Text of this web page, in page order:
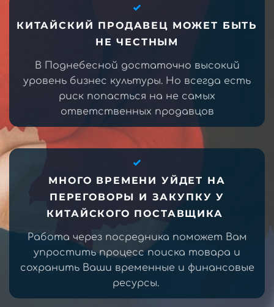
КИТАЙСКИЙ ПРОДАВЕЦ МОЖЕТ БЫТЬ
НЕ ЧЕСТНЫМ
В Поднебесной достаточно высокий
уровень бизнес культуры. Но всегда есть
риск попасться на не самых
ответственных продавцов
МНОГО ВРЕМЕНИ УЙДЕТ НА
ПЕРЕГОВОРЫ И ЗАКУПКУ У
КИТАЙСКОГО ПОСТАВЩИКА
Работа через посредника поможет Вам
упростить процесс поиска товара и
сохранить Ваши временные и финансовые
ресурсы.